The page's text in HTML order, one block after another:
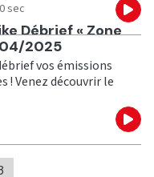
sec
Débrief « Zone
2025
vos émissions
! Venez découvrir le